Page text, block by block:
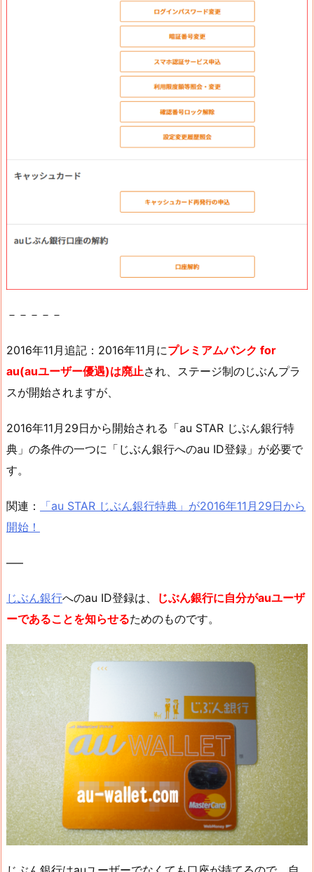
－－－－－
2016年11月追記：2016年11月にプレミアムバンク for
au(auユーザー優遇)は廃止され、ステージ制のじぶんプラ
スが開始されますが、
2016年11月29日から開始される「au STAR じぶん銀行特
典」の条件の一つに「じぶん銀行へのau ID登録」が必要で
す。
関連：
「au STAR じぶん銀行特典」が2016年11月29日から
開始！
—–
じぶん銀行へのau ID登録は、
じぶん銀行に自分がauユーザ
ーであることを知らせるためのものです。